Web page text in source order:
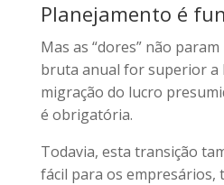
Planejamento é
Mas as “dores” não
bruta anual for superior a
migração do lucro
é obrigatória.
Todavia, esta transição
fácil para os empresários,